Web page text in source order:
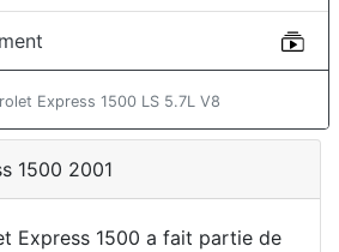
Express 1500 LS 5.7L V8
1500 2001
Express 1500 a fait partie de